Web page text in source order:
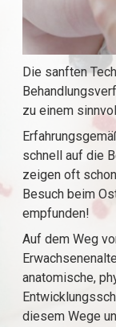
Die sanften
zu einem
schnell auf die
zeigen oft schon
Besuch beim
empfunden!
Auf dem Weg
anatomische,
diesem Wege